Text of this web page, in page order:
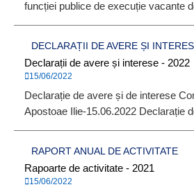
funcției publice de execuție vacante
DECLARAȚII DE AVERE ȘI
Declarații de avere și interese - 2022
15/06/2022
Declarație de avere și de interese
Apostoae Ilie-15.06.2022 Declarație
RAPORT ANUAL DE ACTIVITATE
Rapoarte de activitate - 2021
15/06/2022